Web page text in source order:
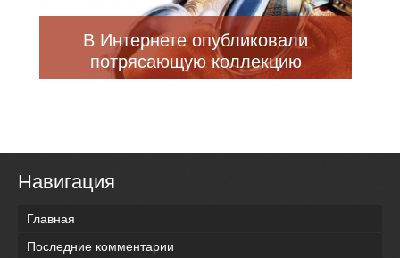
В Интернете опубликовали
потрясающую коллекцию
постеров с высоким разрешением
Навигация
Главная
Последние комментарии